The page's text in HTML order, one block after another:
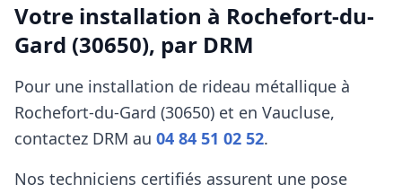
Votre installation à Rochefort-du-
Gard (30650), par DRM
Pour une installation de rideau métallique à
Rochefort-du-Gard (30650) et en Vaucluse,
contactez DRM au 04 84 51 02 52.
Nos techniciens certifiés assurent une pose